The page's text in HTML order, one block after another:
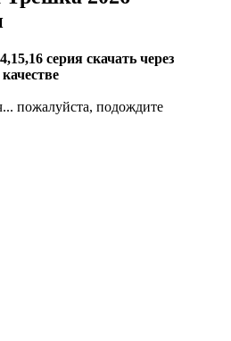
серия скачать через
пожалуйста, подождите